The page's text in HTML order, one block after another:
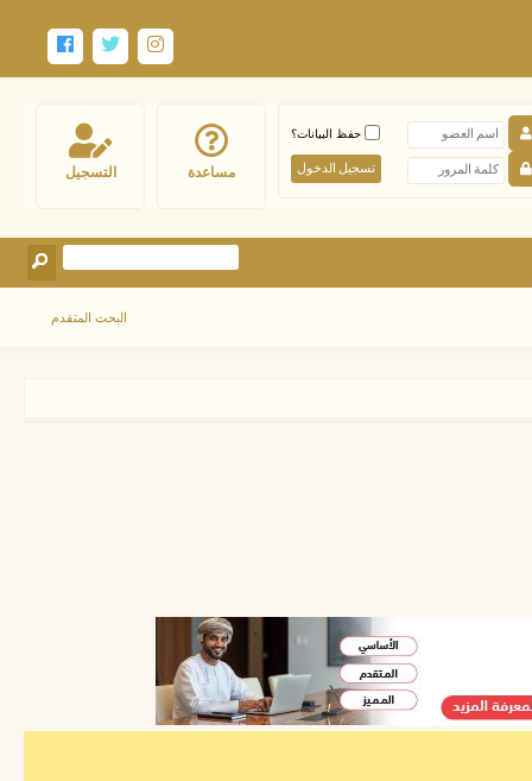
التسجيل مساعدة
حفظ البيانات؟
البحث المتقدم